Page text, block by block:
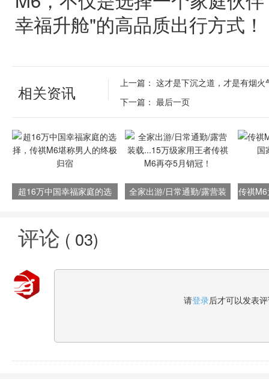
幸福升舱"的高品质出行方式！
相关资讯 上一篇： 这才是下沉之道，才是有烟火
下一篇： 最后一页
超16万中国幸福家庭的选
全家出游/日常通勤/露营装
传祺
评论 ( 03)
请登录后才可以发表